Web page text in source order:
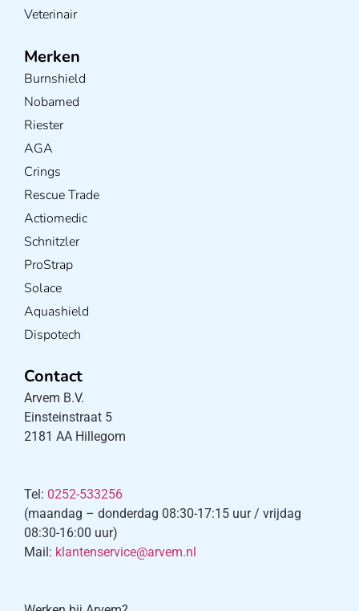
Veterinair
Merken
Burnshield
Nobamed
Riester
AGA
Crings
Rescue Trade
Actiomedic
Schnitzler
ProStrap
Solace
Aquashield
Dispotech
Contact
Arvem B.V.
Einsteinstraat 5
2181 AA Hillegom
Tel: 0252-533256
(maandag – donderdag 08:30-17:15 uur / vrijdag
08:30-16:00 uur)
Mail: klantenservice@arvem.nl